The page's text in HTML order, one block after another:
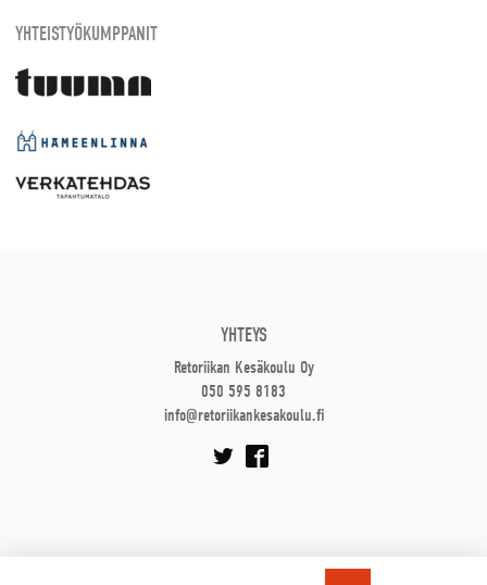
YHTEISTYÖKUMPPANIT
YHTEYS
Retoriikan Kesäkoulu Oy
050 595 8183
info@retoriikankesakoulu.fi